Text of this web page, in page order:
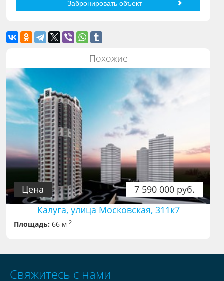
Похожие
7 590 000 руб.
Цена
Калуга, улица Московская, 311к7
Площадь: 66 м2
Свяжитесь с нами